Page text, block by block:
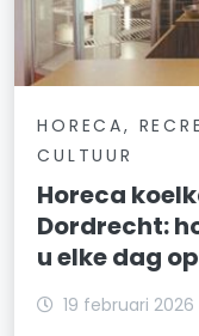
HORECA,
CULTUUR
Horeca
Dordrecht:
u elke dag
19 februari 2026